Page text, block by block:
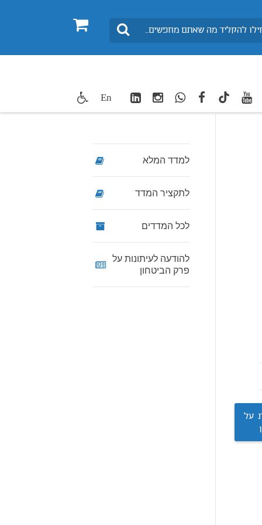
0 חיפוש
youtube
TikTok
facebook
WhatsApp
Instagram
LinkedIn
En
על
למדד המלא
לתקציר המדד
לכל המדדים
להודעה לעיתונות על
פרק הביטחון